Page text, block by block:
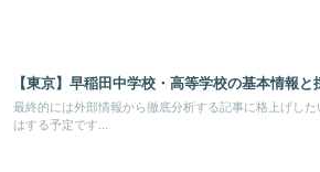
【東京】早稲田中学校・高等学校の基本情報
最終的には外部情報から徹底分析する記事に格上げし
はする予定です...